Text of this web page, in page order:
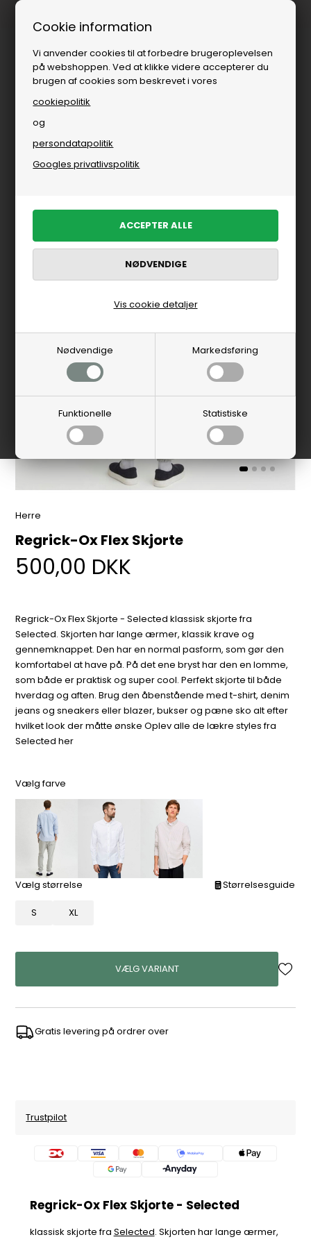
Cookie information
Vi anvender cookies til at forbedre brugeroplevelsen
på webshoppen. Ved at klikke videre accepterer du
brugen af cookies som beskrevet i vores
cookiepolitik
og
persondatapolitik
Googles privatlivspolitik
Nødvendige Markedsføring
Funktionelle Statistiske
Vis cookie detaljer
Herre
Regrick-Ox Flex Skjorte
500,00 DKK
Regrick-Ox Flex Skjorte - Selected klassisk skjorte fra
Selected. Skjorten har lange ærmer, klassik krave og
gennemknappet. Den har en normal pasform, som gør den
komfortabel at have på. På det ene bryst har den en lomme,
som både er praktisk og super cool. Perfekt skjorte til både
hverdag og aften. Brug den åbenstående med t-shirt, denim
jeans og sneakers eller blazer, bukser og pæne sko alt efter
hvilket look der måtte ønske Oplev alle de lækre styles fra
Selected her
Vælg farve
Vælg størrelse Størrelsesguide
S XL
VÆLG VARIANT
Gratis levering på ordrer over
Trustpilot
Regrick-Ox Flex Skjorte - Selected
klassisk skjorte fra Selected. Skjorten har lange ærmer,